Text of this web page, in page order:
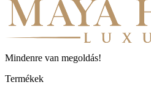
Mindenre van megoldás!
Termékek